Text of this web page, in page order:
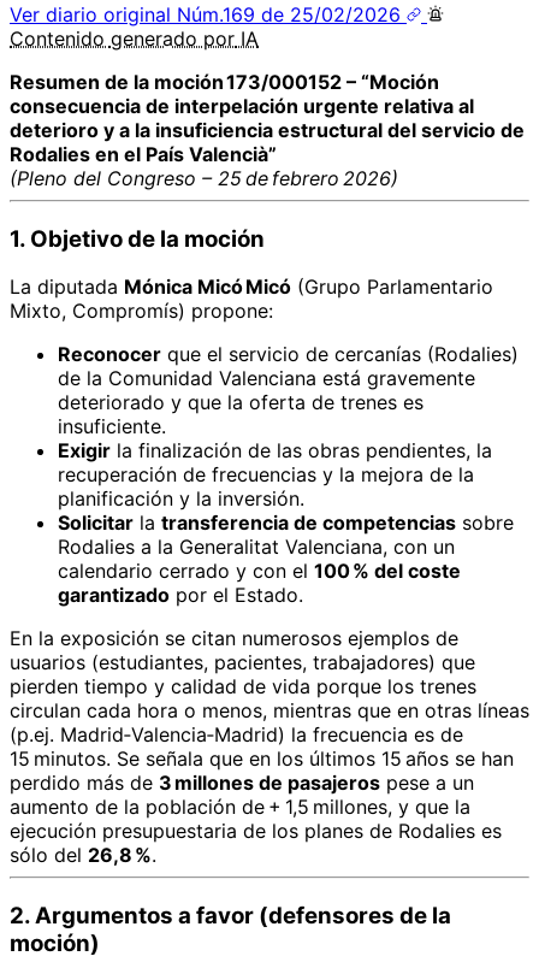
Ver diario original Núm.169 de 25/02/2026
Contenido generado por IA
Resumen de la moción 173/000152 – “Moción
consecuencia de interpelación urgente relativa al
deterioro y a la insuficiencia estructural del servicio de
Rodalies en el País Valencià”
(Pleno del Congreso – 25 de febrero 2026)
1. Objetivo de la moción
La diputada Mónica Micó Micó (Grupo Parlamentario
Mixto, Compromís) propone:
Reconocer que el servicio de cercanías (Rodalies)
de la Comunidad Valenciana está gravemente
deteriorado y que la oferta de trenes es
insuficiente.
Exigir la finalización de las obras pendientes, la
recuperación de frecuencias y la mejora de la
planificación y la inversión.
Solicitar la transferencia de competencias sobre
Rodalies a la Generalitat Valenciana, con un
calendario cerrado y con el 100 % del coste
garantizado por el Estado.
En la exposición se citan numerosos ejemplos de
usuarios (estudiantes, pacientes, trabajadores) que
pierden tiempo y calidad de vida porque los trenes
circulan cada hora o menos, mientras que en otras líneas
(p.ej. Madrid‑Valencia‑Madrid) la frecuencia es de
15 minutos. Se señala que en los últimos 15 años se han
perdido más de 3 millones de pasajeros pese a un
aumento de la población de + 1,5 millones, y que la
ejecución presupuestaria de los planes de Rodalies es
sólo del 26,8 %.
2. Argumentos a favor (defensores de la
moción)